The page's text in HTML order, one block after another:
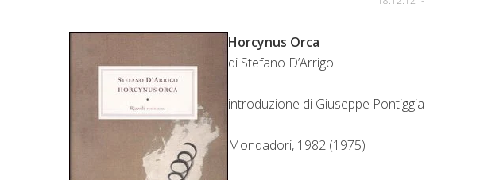
Horcynus Orca
di Stefano D’Arrigo
introduzione di Giuseppe Pontiggia
Mondadori, 1982 (1975)